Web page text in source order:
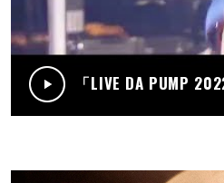
サンデーradio 調子 do～yo！！
「LIVE DA PUMP